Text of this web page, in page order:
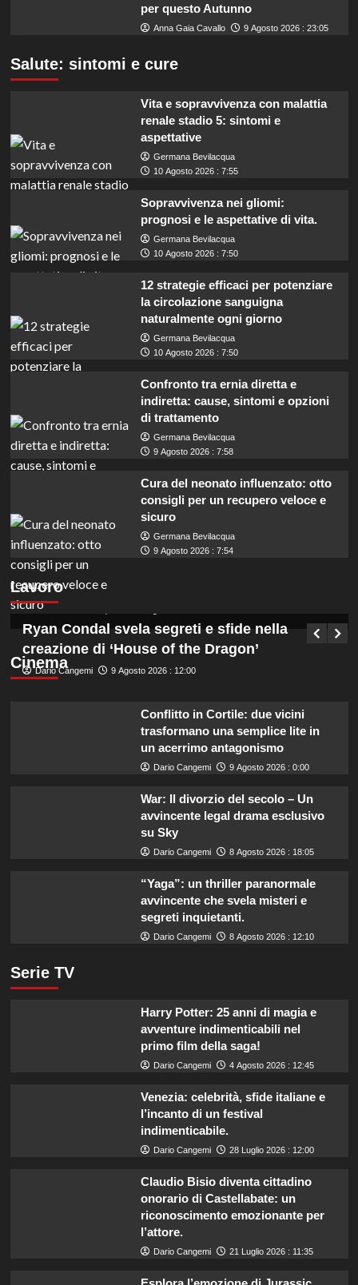
per questo Autunno
Anna Gaia Cavallo 9 Agosto 2026 : 23:05
Salute: sintomi e cure
Vita e sopravvivenza con malattia
renale stadio 5: sintomi e
aspettative
Germana Bevilacqua
10 Agosto 2026 : 7:55
Sopravvivenza nei gliomi:
prognosi e le aspettative di vita.
Germana Bevilacqua
10 Agosto 2026 : 7:50
12 strategie efficaci per potenziare
la circolazione sanguigna
naturalmente ogni giorno
Germana Bevilacqua
10 Agosto 2026 : 7:50
Confronto tra ernia diretta e
indiretta: cause, sintomi e opzioni
di trattamento
Germana Bevilacqua
9 Agosto 2026 : 7:58
Cura del neonato influenzato: otto
consigli per un recupero veloce e
sicuro
Germana Bevilacqua
9 Agosto 2026 : 7:54
Lavoro
Pordenone cerca manutentori: concorso per
assunzioni a tempo indeterminato, scopri i
dettagli!
Germana Bevilacqua
Cinema
Ryan Condal svela segreti e sfide nella
creazione di ‘House of the Dragon’
Dario Cangemi 9 Agosto 2026 : 12:00
Conflitto in Cortile: due vicini
trasformano una semplice lite in
un acerrimo antagonismo
Dario Cangemi 9 Agosto 2026 : 0:00
War: Il divorzio del secolo – Un
avvincente legal drama esclusivo
su Sky
Dario Cangemi 8 Agosto 2026 : 18:05
“Yaga”: un thriller paranormale
avvincente che svela misteri e
segreti inquietanti.
Dario Cangemi 8 Agosto 2026 : 12:10
Serie TV
Harry Potter: 25 anni di magia e
avventure indimenticabili nel
primo film della saga!
Dario Cangemi 4 Agosto 2026 : 12:45
Venezia: celebrità, sfide italiane e
l’incanto di un festival
indimenticabile.
Dario Cangemi 28 Luglio 2026 : 12:00
Claudio Bisio diventa cittadino
onorario di Castellabate: un
riconoscimento emozionante per
l’attore.
Dario Cangemi 21 Luglio 2026 : 11:35